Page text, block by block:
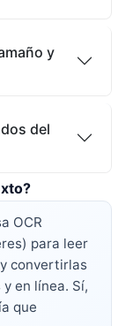
y
del
OCR
para leer
convertirlas
en línea. Sí,
que